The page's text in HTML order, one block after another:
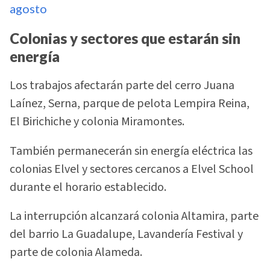
agosto
Colonias y sectores que estarán sin
energía
Los trabajos afectarán parte del cerro Juana
Laínez, Serna, parque de pelota Lempira Reina,
El Birichiche y colonia Miramontes.
También permanecerán sin energía eléctrica las
colonias Elvel y sectores cercanos a Elvel School
durante el horario establecido.
La interrupción alcanzará colonia Altamira, parte
del barrio La Guadalupe, Lavandería Festival y
parte de colonia Alameda.